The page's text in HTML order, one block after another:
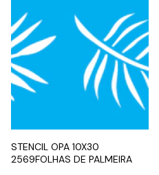
STENCIL OPA 10X30
2569FOLHAS DE PALMEIRA